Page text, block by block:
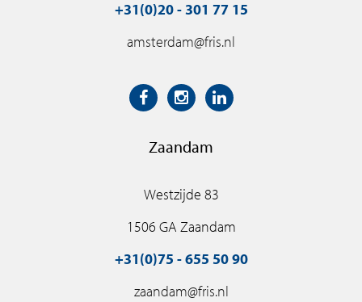
+31(0)20 - 301 77 15
amsterdam@fris.nl
Zaandam
Westzijde 83
1506 GA Zaandam
+31(0)75 - 655 50 90
zaandam@fris.nl